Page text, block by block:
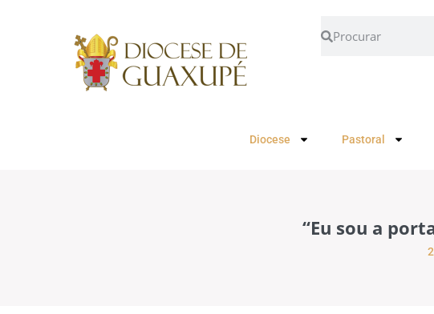
Diocese Pastoral
“Eu sou a